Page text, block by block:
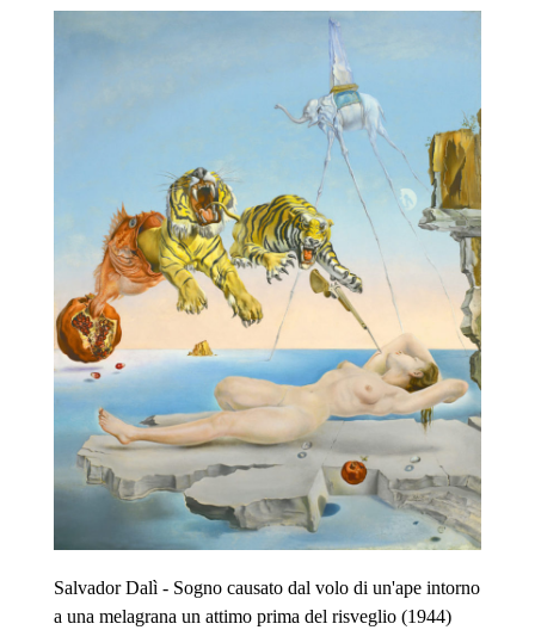
Salvador Dalì - Sogno causato dal volo di un'ape intorno
a una melagrana un attimo prima del risveglio (1944)